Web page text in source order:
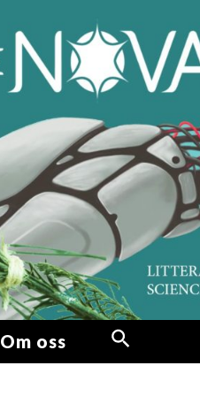
Om oss